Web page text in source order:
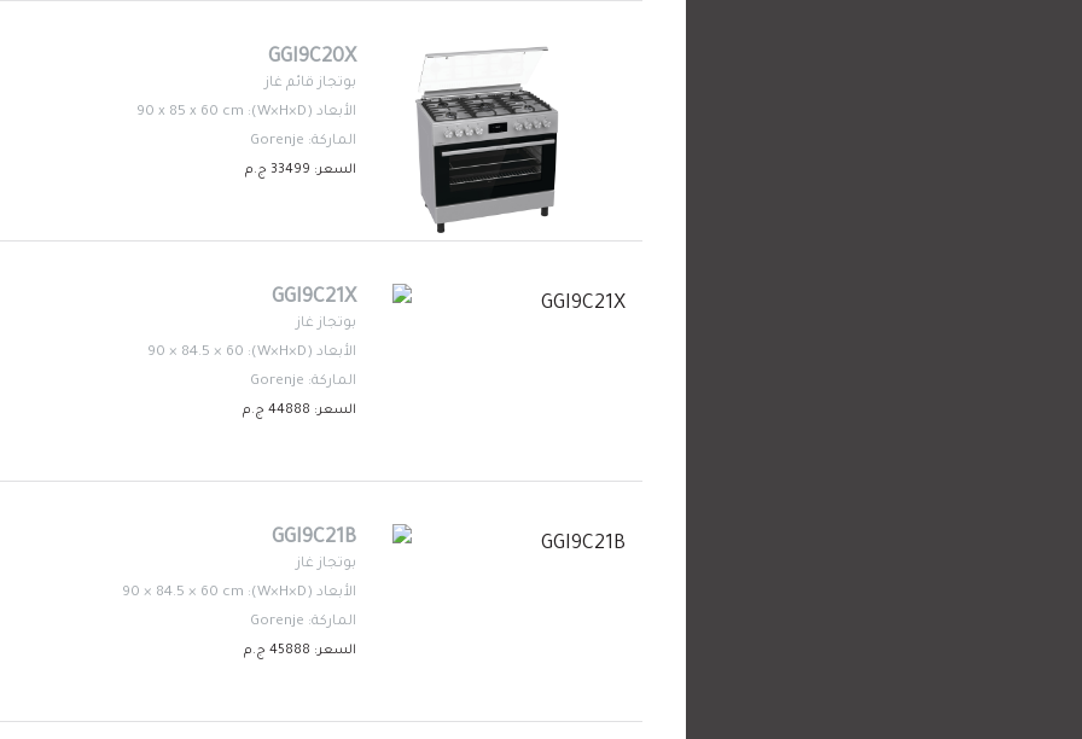
GGI9C20X
بوتجاز قائم غاز
الأبعاد (W×H×D): 90 x 85 x 60 cm
الماركة: Gorenje
السعر: 33499 ج.م
GGI9C21X
بوتجاز غاز
الأبعاد (W×H×D): 90 × 84.5 × 60
الماركة: Gorenje
السعر: 44888 ج.م
GGI9C21B
بوتجاز غاز
الأبعاد (W×H×D): 90 × 84.5 × 60 cm
الماركة: Gorenje
السعر: 45888 ج.م